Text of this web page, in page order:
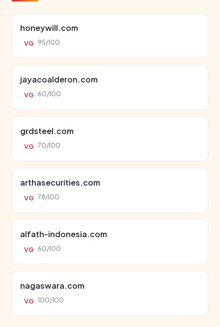
honeywill.com
VG 95/100
jayacoalderon.com
VG 60/100
grdsteel.com
VG 70/100
arthasecurities.com
VG 78/100
alfath-indonesia.com
VG 60/100
nagaswara.com
VG 100/100